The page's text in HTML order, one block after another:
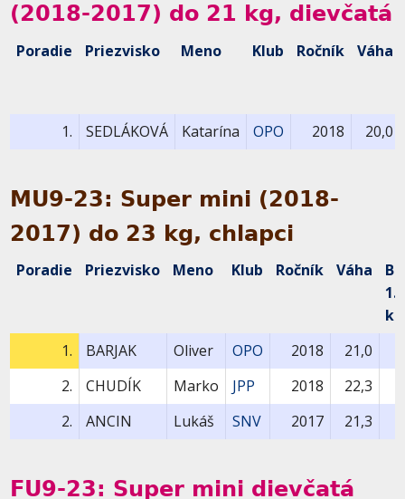
(2018-2017) do 21 kg, dievčatá
Poradie Priezvisko Meno Klub Ročník Váha
1. SEDLÁKOVÁ Katarína OPO 2018 20,0
MU9-23: Super mini (2018-
2017) do 23 kg, chlapci
Poradie Priezvisko Meno Klub Ročník Váha
1.
1.
BARJAK Oliver OPO 2018
21,0
2.
CHUDÍK Marko JPP 2018
22,3
2.
ANCIN Lukáš SNV 2017 21,3
FU9-23: Super mini dievčatá